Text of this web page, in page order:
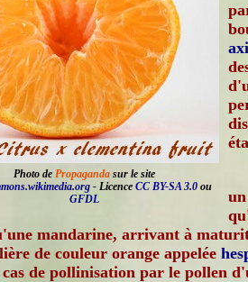
Photo de Propagandasur le site
- Licence CC BY-SA 3.0ou
GFDL
mandarine, arrivant à
de couleur orange appelée
cas de pollinisation par le pollen